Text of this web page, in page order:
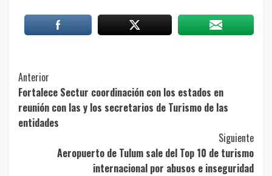
Post
Navigation
Anterior
Fortalece Sectur coordinación con los estados en
reunión con las y los secretarios de Turismo de las
entidades
Siguiente
Aeropuerto de Tulum sale del Top 10 de turismo
internacional por abusos e inseguridad